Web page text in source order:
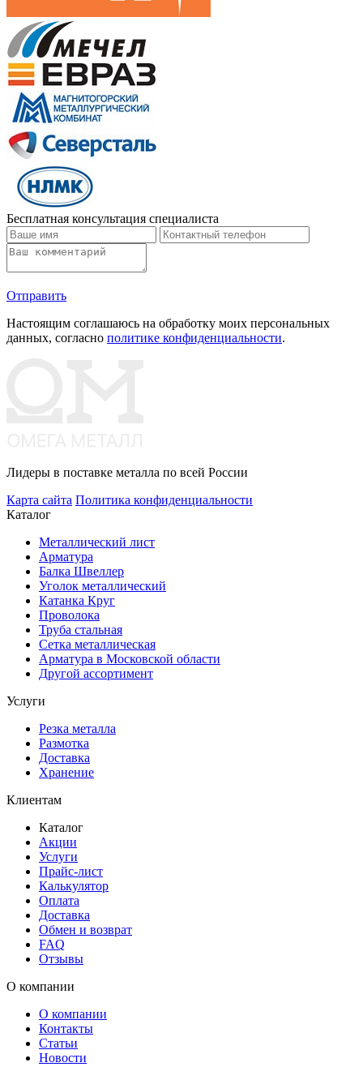
Бесплатная консультация специалиста
Отправить
Настоящим соглашаюсь на обработку моих персональных
данных, согласно политике конфиденциальности.
Лидеры в поставке металла по всей России
Карта сайта Политика конфиденциальности
Каталог
Металлический лист
Арматура
Балка Швеллер
Уголок металлический
Катанка Круг
Проволока
Труба стальная
Сетка металлическая
Арматура в Московской области
Другой ассортимент
Услуги
Резка металла
Размотка
Доставка
Хранение
Клиентам
Каталог
Акции
Услуги
Прайс-лист
Калькулятор
Оплата
Доставка
Обмен и возврат
FAQ
Отзывы
О компании
О компании
Контакты
Статьи
Новости